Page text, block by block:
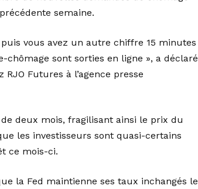
semaine.
vous avez un autre chiffre 15 minutes
sont sorties en ligne », a déclaré
Futures à l’agence presse
deux mois, fragilisant ainsi le prix du
les investisseurs sont quasi-certains
ce mois-ci.
la Fed maintienne ses taux inchangés le